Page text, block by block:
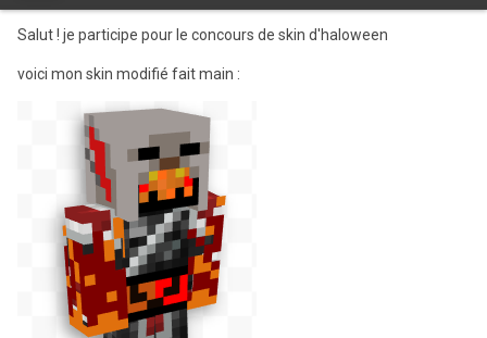
Salut ! je participe pour le concours de skin d'haloween
voici mon skin modifié fait main :